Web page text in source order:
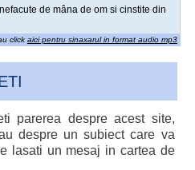
de mâna de om si cinstite din
click aici pentru sinaxarul in format audio mp3
parerea despre acest site,
despre un subiect care va
lasati un mesaj in cartea de